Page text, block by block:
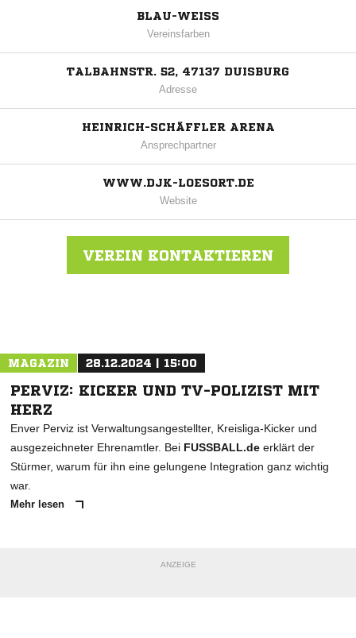
BLAU-WEISS
Vereinsfarben
TALBAHNSTR. 52, 47137 DUISBURG
Adresse
HEINRICH-SCHÄFFLER ARENA
Ansprechpartner
WWW.DJK-LOESORT.DE
Website
VEREIN KONTAKTIEREN
MAGAZIN 28.12.2024 | 15:00
PERVIZ: KICKER UND TV-POLIZIST MIT
HERZ
Enver Perviz ist Verwaltungsangestellter, Kreisliga-Kicker und
ausgezeichneter Ehrenamtler. Bei FUSSBALL.de erklärt der
Stürmer, warum für ihn eine gelungene Integration ganz wichtig
war.
Mehr lesen
ANZEIGE